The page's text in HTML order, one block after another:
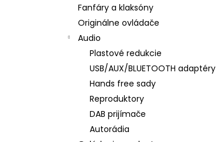
Fanfáry a klaksóny
Originálne ovládače
Audio
Plastové redukcie
USB/AUX/BLUETOOTH adaptéry
Hands free sady
Reproduktory
DAB prijímače
Autorádia